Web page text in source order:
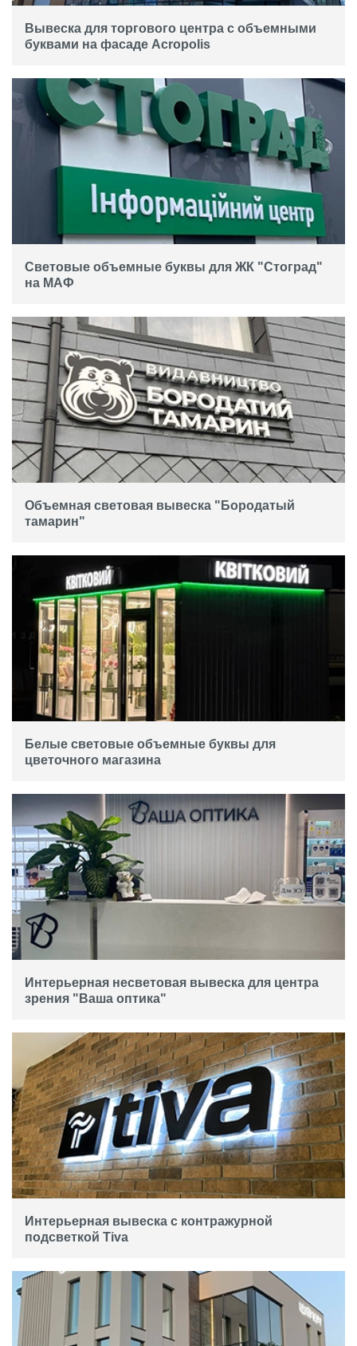
Вывеска для торгового центра с объемными
буквами на фасаде Acropolis
Световые объемные буквы для ЖК "Стоград"
на МАФ
Объемная световая вывеска "Бородатый
тамарин"
Белые световые объемные буквы для
цветочного магазина
Интерьерная несветовая вывеска для центра
зрения "Ваша оптика"
Интерьерная вывеска с контражурной
подсветкой Tiva